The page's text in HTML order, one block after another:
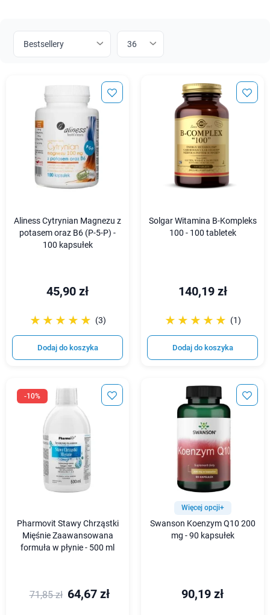
Aliness Cytrynian Magnezu z
potasem oraz B6 (P-5-P) -
100 kapsułek
45,90 zł
☆☆☆☆☆
★★★★★ (3)
Dodaj do koszyka
Solgar Witamina B-Kompleks
100 - 100 tabletek
140,19 zł
☆☆☆☆☆
★★★★★ (1)
Dodaj do koszyka
-10%
Pharmovit Stawy Chrząstki
Mięśnie Zaawansowana
formuła w płynie - 500 ml
71,85 zł 64,67 zł
Więcej opcji+
Swanson Koenzym Q10 200
mg - 90 kapsułek
90,19 zł